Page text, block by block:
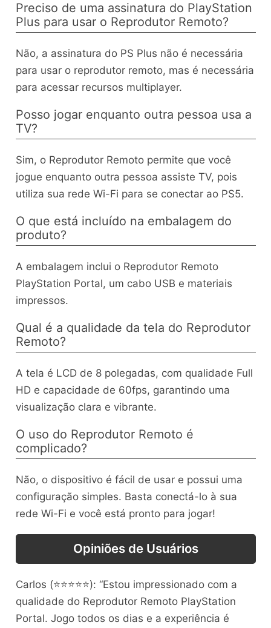
Preciso de uma assinatura do PlayStation
Plus para usar o Reprodutor Remoto?
Não, a assinatura do PS Plus não é necessária
para usar o reprodutor remoto, mas é necessária
para acessar recursos multiplayer.
Posso jogar enquanto outra pessoa usa a
TV?
Sim, o Reprodutor Remoto permite que você
jogue enquanto outra pessoa assiste TV, pois
utiliza sua rede Wi-Fi para se conectar ao PS5.
O que está incluído na embalagem do
produto?
A embalagem inclui o Reprodutor Remoto
PlayStation Portal, um cabo USB e materiais
impressos.
Qual é a qualidade da tela do Reprodutor
Remoto?
A tela é LCD de 8 polegadas, com qualidade Full
HD e capacidade de 60fps, garantindo uma
visualização clara e vibrante.
O uso do Reprodutor Remoto é
complicado?
Não, o dispositivo é fácil de usar e possui uma
configuração simples. Basta conectá-lo à sua
rede Wi-Fi e você está pronto para jogar!
Opiniões de Usuários
Carlos (⭐⭐⭐⭐⭐): “Estou impressionado com a
qualidade do Reprodutor Remoto PlayStation
Portal. Jogo todos os dias e a experiência é